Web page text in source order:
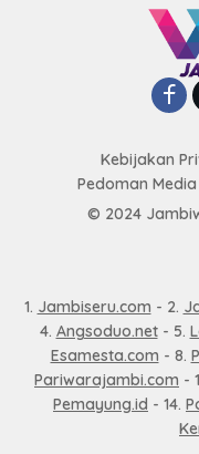
Kebijakan
Pedoman
© 2024
1. Jambiseru.com - 2.
4. Angsoduo.net- 5.
Esamesta.com - 8.
Pariwarajambi.com -
Pemayung.id - 14.